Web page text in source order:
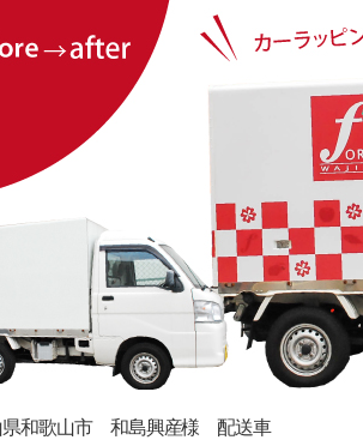
県和歌山市 和島興産様 配送車